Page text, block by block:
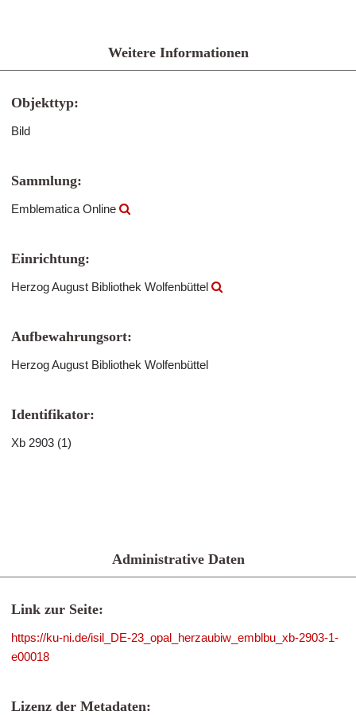
Weitere Informationen
Objekttyp:
Bild
Sammlung:
Emblematica Online
Einrichtung:
Herzog August Bibliothek Wolfenbüttel
Aufbewahrungsort:
Herzog August Bibliothek Wolfenbüttel
Identifikator:
Xb 2903 (1)
Administrative Daten
Link zur Seite:
https://ku-ni.de/isil_DE-23_opal_herzaubiw_emblbu_xb-2903-1-
e00018
Lizenz der Metadaten: